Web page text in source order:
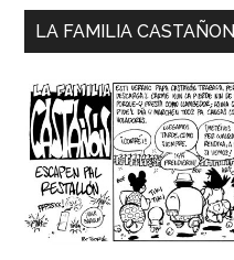
LA FAMILIA CASTAÑON